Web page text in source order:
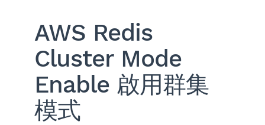
AWS Redis
Cluster Mode
Enable 啟用群集
模式